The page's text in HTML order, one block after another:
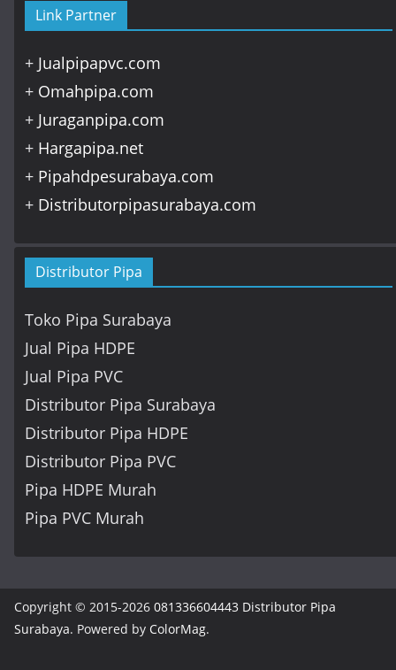
Link Partner
+ Jualpipapvc.com
+ Omahpipa.com
+ Juraganpipa.com
+ Hargapipa.net
+ Pipahdpesurabaya.com
+ Distributorpipasurabaya.com
Distributor Pipa
Toko Pipa Surabaya
Jual Pipa HDPE
Jual Pipa PVC
Distributor Pipa Surabaya
Distributor Pipa HDPE
Distributor Pipa PVC
Pipa HDPE Murah
Pipa PVC Murah
Copyright © 2015-2026 081336604443 Distributor Pipa
Surabaya. Powered by ColorMag.